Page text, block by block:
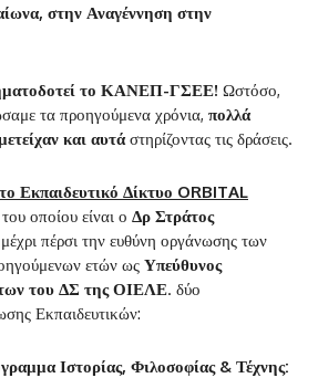
στην Αναγέννηση στην
το ΚΑΝΕΠ-ΓΣΕΕ! Ωστόσο,
τα προηγούμενα χρόνια, πολλά
και αυτάστηρίζοντας τις δράσεις.
το Εκπαιδευτικό Δίκτυο ORBITAL
οποίου είναι ο Δρ Στράτος
πέρσι την ευθύνη οργάνωσης των
ετών ως Υπεύθυνος
του ΔΣ της ΟΙΕΛΕ. δύο
Εκπαιδευτικών:
Ιστορίας, Φιλοσοφίας & Τέχνης: